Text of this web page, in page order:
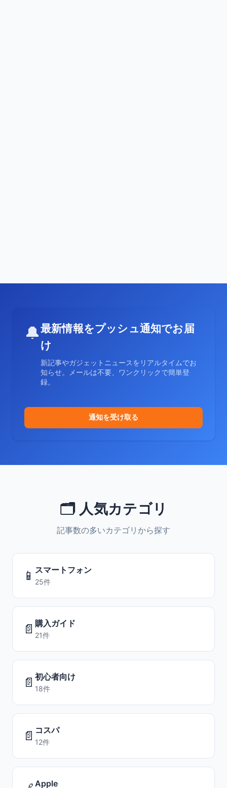
🔔最新情報をプッシュ通知でお届
け
新記事やガジェットニュースをリアルタイムでお
知らせ。メールは不要、ワンクリックで簡単登
録。
通知を受け取る
🗂️ 人気カテゴリ
記事数の多いカテゴリから探す
📱 スマートフォン
25件
📄 購入ガイド
21件
📄 初心者向け
18件
📄 コスパ
12件
Apple